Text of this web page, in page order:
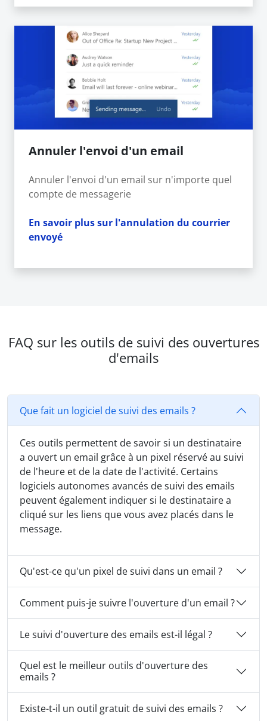
Annuler l'envoi d'un email
Annuler l'envoi d'un email sur n'importe quel
compte de messagerie
En savoir plus sur l'annulation du courrier
envoyé
FAQ sur les outils de suivi des ouvertures
d'emails
Que fait un logiciel de suivi des emails ?
Ces outils permettent de savoir si un destinataire
a ouvert un email grâce à un pixel réservé au suivi
de l'heure et de la date de l'activité. Certains
logiciels autonomes avancés de suivi des emails
peuvent également indiquer si le destinataire a
cliqué sur les liens que vous avez placés dans le
message.
Qu'est-ce qu'un pixel de suivi dans un email ?
Comment puis-je suivre l'ouverture d'un email ?
Le suivi d'ouverture des emails est-il légal ?
Quel est le meilleur outils d'ouverture des
emails ?
Existe-t-il un outil gratuit de suivi des emails ?